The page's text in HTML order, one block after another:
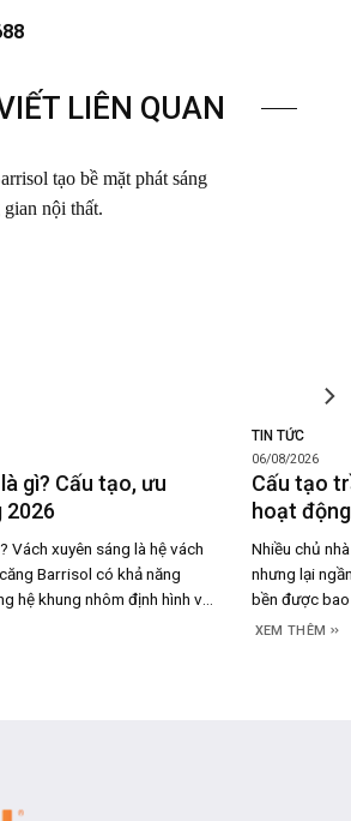
LIÊN QUAN
gì? Cấu tạo, ưu
2026
Vách xuyên sáng là hệ vách
Barrisol có khả năng
hệ khung nhôm định hình và
nên bề mặt phát sáng
TIN TỨC
06/08/2026
Cấu tạo
hoạt
Nhiều chủ
nhưng lại
bền được
thực tế, câu
XEM THÊM